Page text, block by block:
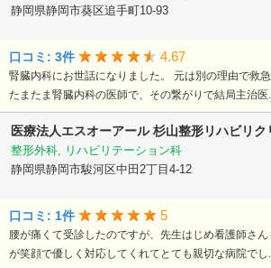
静岡県静岡市葵区追手町10-93
口コミ: 3件 4.67
腎臓内科にお世話になりました。 元は別の理由で救
たまたま腎臓内科の医師で、その繋がりで結局主治医
医療法人エスオーアール杉山整形リハビリク
整形外科, リハビリテーション科
静岡県静岡市駿河区中田2丁目4-12
口コミ: 1件 5
腰が痛くて受診したのですが、先生はじめ看護師さ
が笑顔で優しく対応してくれてとても親切な病院でし